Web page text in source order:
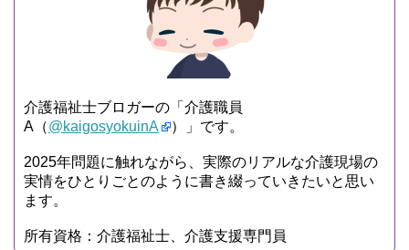
介護福祉士ブロガーの「介護職員
A（@kaigosyokuinA ）」です。
2025年問題に触れながら、実際のリアルな介護現場の
実情をひとりごとのように書き綴っていきたいと思い
ます。
所有資格：介護福祉士、介護支援専門員